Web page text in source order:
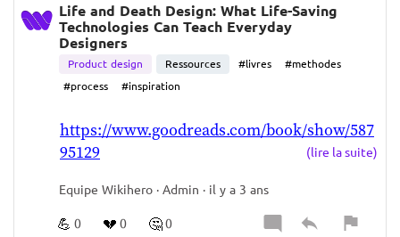
autres, qu'ils designers soient ou non, mais de
pouvoir parler.
ÇA VEUT DIRE OBSERVER UN METTEUR EN
SCÈNE QUI DONNE UN FEEDBACK À UN
CRÉATRICE DE POUVOIR UTILISER DU
LANGAGE POUR PARLER DE DESIGN. PAR
EXEMPLE, LORIS OLIVIER, LE TYPOGRAPHE
QUI A CRÉÉ LES TYPOGRAPHIES DE WHISPERS
& GIANTS, C’EST LA PERSONNE DANS MA
Life and Death Design: What Life-Saving
Technologies Can Teach Everyday
Designers
Product design Ressources #livres
#methodes
#process
#inspiration
https://www.goodreads.com/book/show/587
95129
(lire la suite)
Equipe Wikihero · Admin · il y a 3 ans
💪 0 💔 0 🤔0